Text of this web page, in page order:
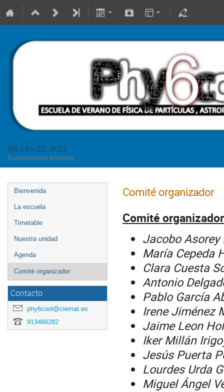
Jul 14 – 22, 2021
Europe/Madrid timezone
Bienvenida
La escuela
Timetable
Nuestra unidad
Agenda
Comité organizador
Contacto
phy6cool@ciemat.es
913466282
Comité organizador
Comité
Jacobo Asorey
María Cepeda
Clara Cuesta
Antonio
Pablo García
Irene Jiménez
Jaime Leon
Iker Millán
Jesús Puerta
Lourdes Urda
Miguel Ángel